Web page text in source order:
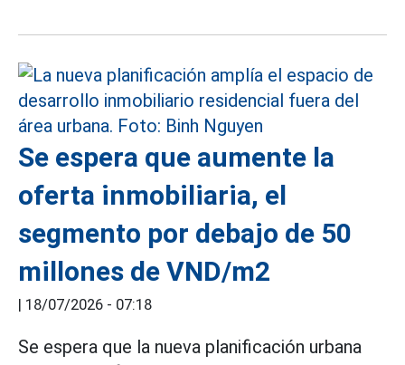
Se espera que aumente la
oferta inmobiliaria, el
segmento por debajo de 50
millones de VND/m2
| 18/07/2026 - 07:18
Se espera que la nueva planificación urbana